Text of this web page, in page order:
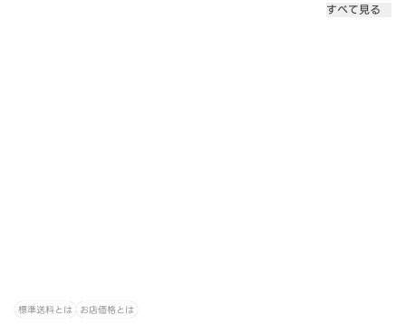
すべて見る
標準送料とは お店価格とは